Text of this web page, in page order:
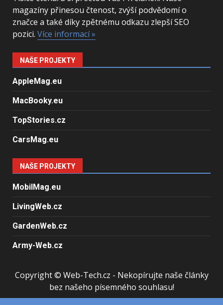
magazíny přinesou čtenost, zvýší podvědomí o
značce a také díky zpětnému odkazu zlepší SEO
pozici. Více informací »
NAŠE PROJEKTY
AppleMag.eu
MacBooky.eu
TopStories.cz
CarsMag.eu
NAŠE PROJEKTY
MobilMag.eu
LivingWeb.cz
GardenWeb.cz
Army-Web.cz
Copyright © Web-Tech.cz - Nekopírujte naše články
bez našeho písemného souhlasu!